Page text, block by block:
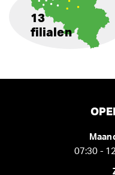
13
filialen
07:30 -